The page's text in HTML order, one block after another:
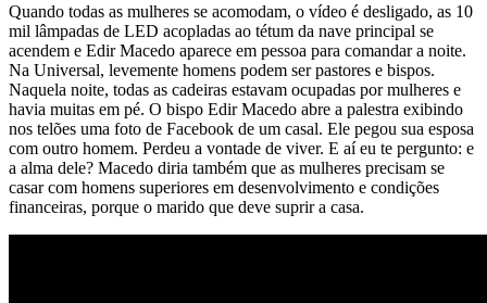
Quando todas as mulheres se acomodam, o vídeo é desligado, as 10
mil lâmpadas de LED acopladas ao tétum da nave principal se
acendem e Edir Macedo aparece em pessoa para comandar a noite.
Na Universal, levemente homens podem ser pastores e bispos.
Naquela noite, todas as cadeiras estavam ocupadas por mulheres e
havia muitas em pé. O bispo Edir Macedo abre a palestra exibindo
nos telões uma foto de Facebook de um casal. Ele pegou sua esposa
com outro homem. Perdeu a vontade de viver. E aí eu te pergunto: e
a alma dele? Macedo diria também que as mulheres precisam se
casar com homens superiores em desenvolvimento e condições
financeiras, porque o marido que deve suprir a casa.